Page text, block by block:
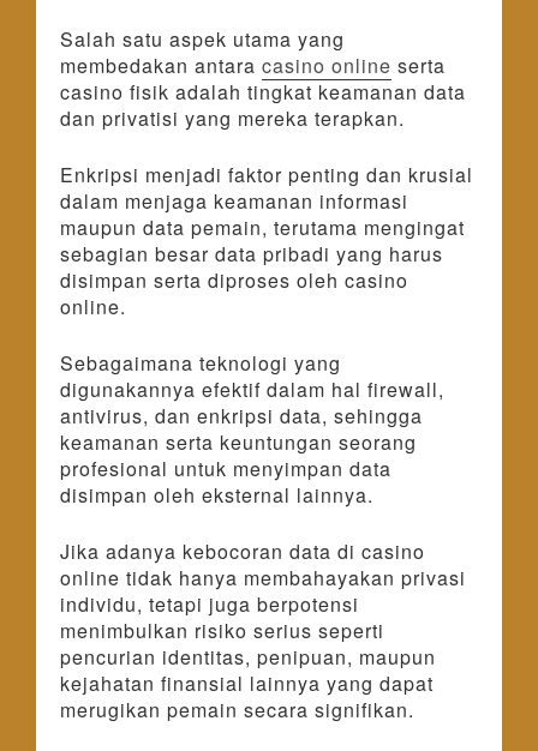
Salah satu aspek utama yang
membedakan antara casino online serta
casino fisik adalah tingkat keamanan data
dan privatisi yang mereka terapkan.
Enkripsi menjadi faktor penting dan krusial
dalam menjaga keamanan informasi
maupun data pemain, terutama mengingat
sebagian besar data pribadi yang harus
disimpan serta diproses oleh casino
online.
Sebagaimana teknologi yang
digunakannya efektif dalam hal firewall,
antivirus, dan enkripsi data, sehingga
keamanan serta keuntungan seorang
profesional untuk menyimpan data
disimpan oleh eksternal lainnya.
Jika adanya kebocoran data di casino
online tidak hanya membahayakan privasi
individu, tetapi juga berpotensi
menimbulkan risiko serius seperti
pencurian identitas, penipuan, maupun
kejahatan finansial lainnya yang dapat
merugikan pemain secara signifikan.